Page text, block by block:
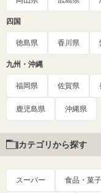
四国
徳島県 香川県
九州・沖縄
福岡県 佐賀県
鹿児島県 沖縄県
カテゴリから探す
スーパー 食品・菓